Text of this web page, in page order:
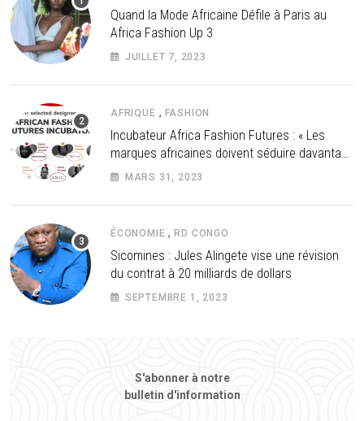
Quand la Mode Africaine Défile à Paris au
Africa Fashion Up 3
JUILLET 7, 2023
AFRIQUE , FASHION
Incubateur Africa Fashion Futures : « Les
marques africaines doivent séduire davantage
les investisseurs »
MARS 31, 2023
ÉCONOMIE ,RD CONGO
Sicomines : Jules Alingete vise une révision
du contrat à 20 milliards de dollars
SEPTEMBRE 1, 2023
S'abonner à notre
bulletin d'information